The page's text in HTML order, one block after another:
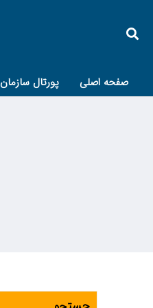
صفحه اصلی پورتال سازمان